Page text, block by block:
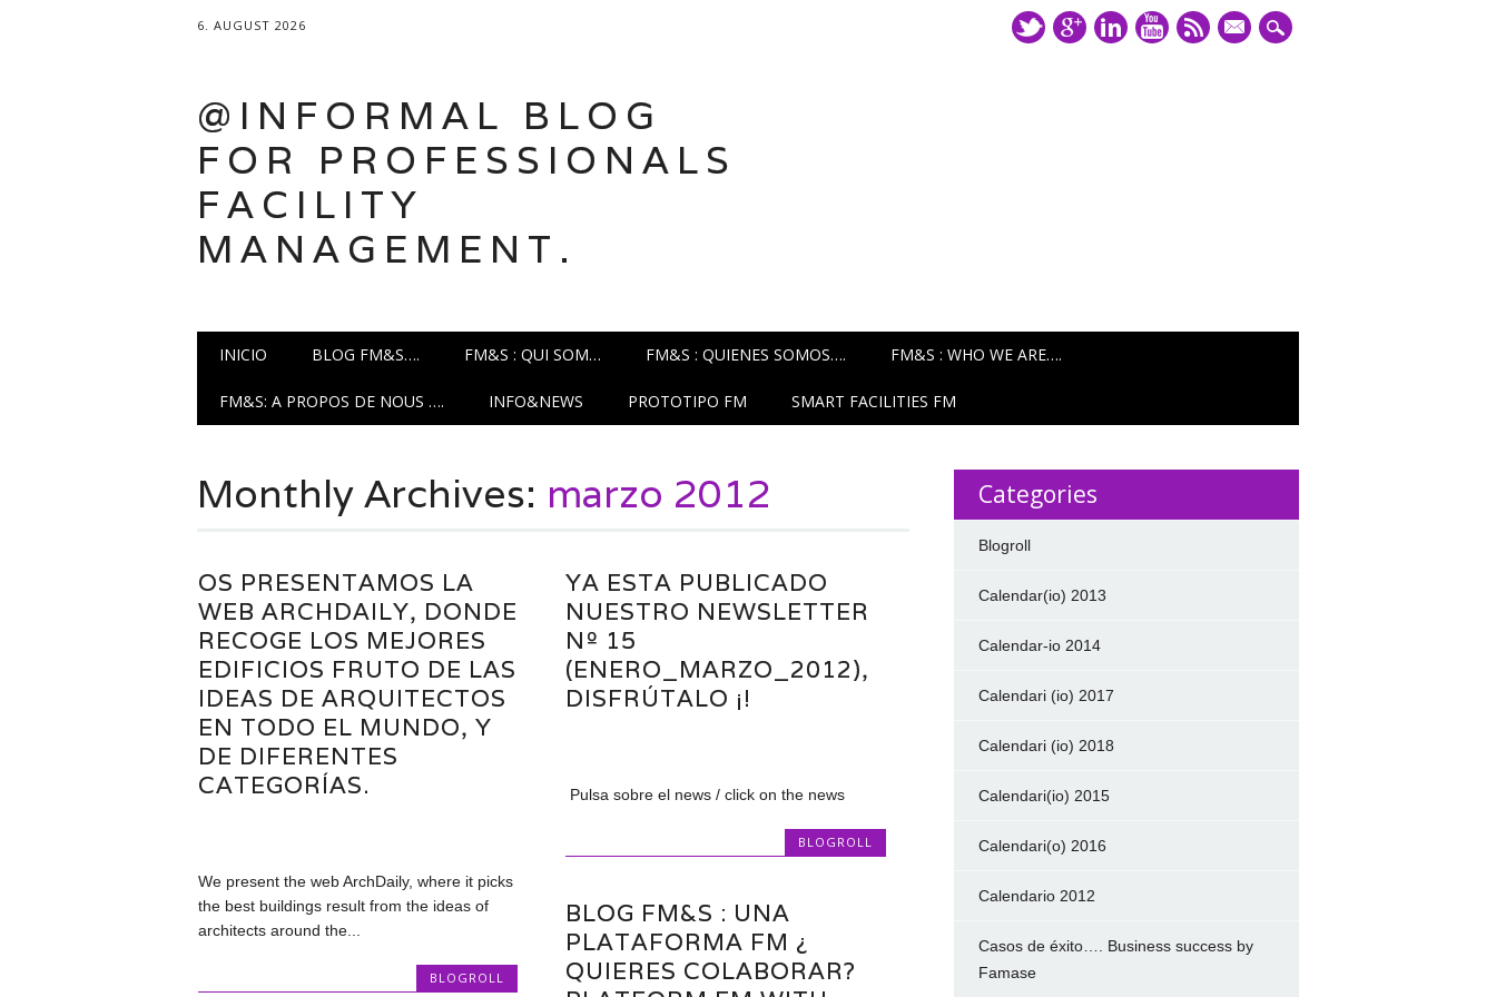
6. AUGUST 2026
mail
@INFORMAL BLOG
FOR PROFESSIONALS
FACILITY
MANAGEMENT.
Main menu
INICIO BLOG FM&S…. FM&S : QUI SOM… FM&S : QUIENES SOMOS…. FM&S : WHO WE ARE….
FM&S: A PROPOS DE NOUS …. INFO&NEWS PROTOTIPO FM SMART FACILITIES FM
Monthly Archives: marzo 2012
OS PRESENTAMOS LA
WEB ARCHDAILY, DONDE
RECOGE LOS MEJORES
EDIFICIOS FRUTO DE LAS
IDEAS DE ARQUITECTOS
EN TODO EL MUNDO, Y
DE DIFERENTES
CATEGORÍAS.
We present the web ArchDaily, where it picks
the best buildings result from the ideas of
architects around the...
BLOGROLL
YA ESTA PUBLICADO
NUESTRO NEWSLETTER
Nº 15
(ENERO_MARZO_2012),
DISFRÚTALO ¡!
Pulsa sobre el news / click on the news
BLOGROLL
BLOG FM&S : UNA
PLATAFORMA FM ¿
QUIERES COLABORAR?
Categories
Blogroll
Calendar(io) 2013
Calendar-io 2014
Calendari (io) 2017
Calendari (io) 2018
Calendari(io) 2015
Calendari(o) 2016
Calendario 2012
Casos de éxito…. Business success by
Famase